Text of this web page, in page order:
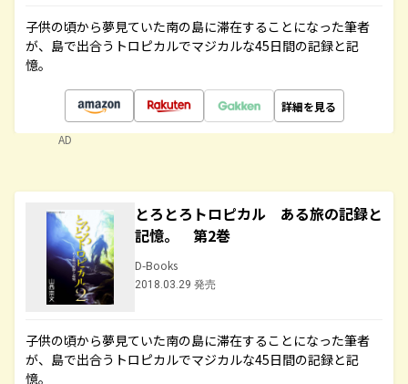
子供の頃から夢見ていた南の島に滞在することになった筆者
が、島で出合うトロピカルでマジカルな45日間の記録と記
憶。
詳細を見る
AD
とろとろトロピカル ある旅の記録と
記憶。 第2巻
D-Books
2018.03.29 発売
子供の頃から夢見ていた南の島に滞在することになった筆者
が、島で出合うトロピカルでマジカルな45日間の記録と記
憶。